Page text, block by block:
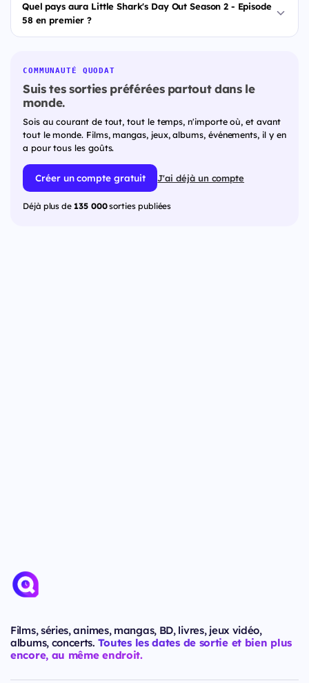
Quel pays aura Little Shark's Day Out Season 2 - Episode
58 en premier ?
COMMUNAUTÉ QUODAT
Suis tes sorties préférées partout dans le
monde.
Sois au courant de tout, tout le temps, n'importe où, et avant
tout le monde. Films, mangas, jeux, albums, événements, il y en
a pour tous les goûts.
Créer un compte gratuit J'ai déjà un compte
Déjà plus de 135 000sorties publiées
Films, séries, animes, mangas, BD, livres, jeux vidéo,
albums, concerts. Toutes les dates de sortie et bien plus
encore, au même endroit.